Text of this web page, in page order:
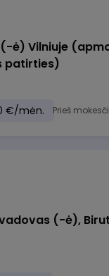
ė) Vilniuje
patirties)
€/mėn. Prieš
(-ė),